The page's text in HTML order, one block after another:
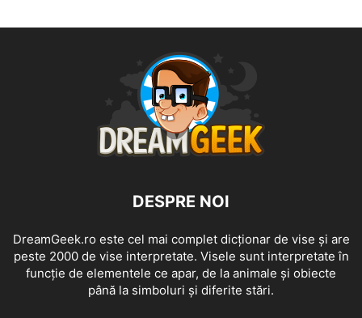
DESPRE NOI
DreamGeek.ro este cel mai complet dicționar de vise și are
peste 2000 de vise interpretate. Visele sunt interpretate în
funcție de elementele ce apar, de la animale și obiecte
până la simboluri și diferite stări.